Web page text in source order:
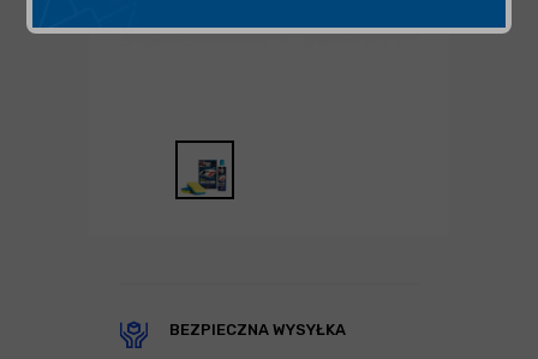
BEZPIECZNA WYSYŁKA